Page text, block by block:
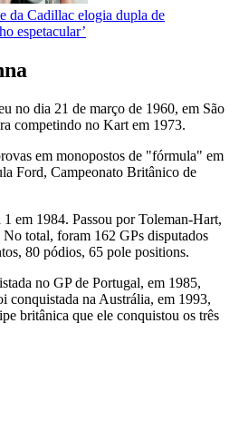
da Cadillac elogia dupla de
espetacular’
no dia 21 de março de 1960, em São
competindo no Kart em 1973.
em monopostos de "fórmula" em
Ford, Campeonato Britânico de
em 1984. Passou por Toleman-Hart,
total, foram 162 GPs disputados
80 pódios, 65 pole positions.
no GP de Portugal, em 1985,
conquistada na Austrália, em 1993,
britânica que ele conquistou os três